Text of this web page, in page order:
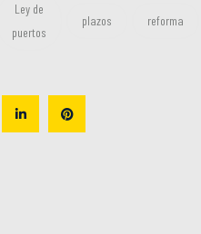
Ley de
puertos
plazos reforma